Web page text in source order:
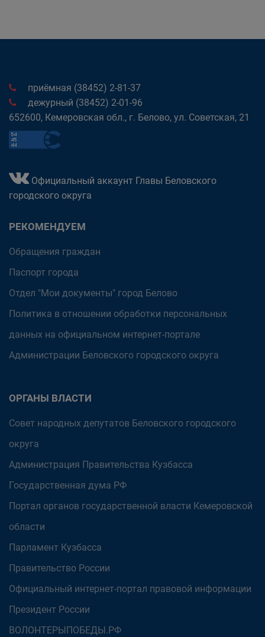
приёмная (38452) 2-81-37
дежурный (38452) 2-01-96
652600, Кемеровская обл., г. Белово, ул. Советская, 21
Официальный аккаунт Главы Беловского
городского округа
РЕКОМЕНДУЕМ
Обращения граждан
Паспорт города
Отдел "Мои документы" город Белово
Политика в отношении обработки персональных
данных на официальном интернет-портале
Администрации Беловского городского округа
ОРГАНЫ ВЛАСТИ
Совет народных депутатов Беловского городского
округа
Администрация Правительства Кузбасса
Государственная дума РФ
Портал органов государственной власти Кемеровской
области
Парламент Кузбасса
Правительство России
Официальный интернет-портал правовой информации
Президент России
ВОЛОНТЕРЫПОБЕДЫ.РФ